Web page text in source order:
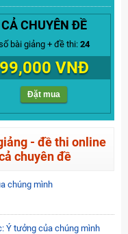
CẢ CHUYÊN ĐỀ
bài giảng + đề thi: 24
99,000 VNĐ
Đặt mua
- đề thi online
chuyên đề
chúng mình
Ý tưởng của chúng mình